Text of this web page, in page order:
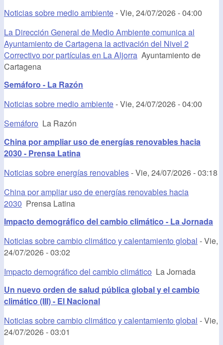
Noticias sobre medio ambiente-Vie, 24/07/2026 - 04:00
La Dirección General de Medio Ambiente comunica al
Ayuntamiento de Cartagena la activación del Nivel 2
Correctivo por partículas en La Aljorra Ayuntamiento de
Cartagena
Semáforo - La Razón
Noticias sobre medio ambiente-Vie, 24/07/2026 - 04:00
Semáforo La Razón
China por ampliar uso de energías renovables hacia
2030 - Prensa Latina
Noticias sobre energías renovables-Vie, 24/07/2026 - 03:18
China por ampliar uso de energías renovables hacia
2030 Prensa Latina
Impacto demográfico del cambio climático - La Jornada
Noticias sobre cambio climático y calentamiento global -Vie,
24/07/2026 - 03:02
Impacto demográfico del cambio climático La Jornada
Un nuevo orden de salud pública global y el cambio
climático (III) - El Nacional
Noticias sobre cambio climático y calentamiento global -Vie,
24/07/2026 - 03:01